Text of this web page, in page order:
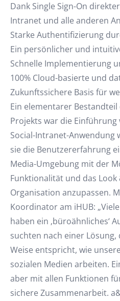
Dank Single Sign-On
Intranet und alle anderen
Starke Authentifizierung
Ein persönlicher und
Schnelle Implementierung
100% Cloud-basierte und
Zukunftssichere Basis für
Ein elementarer
Projekts war die
Social-Intranet-Anwendung
sie die Benutzererfahrung
Media-Umgebung mit der
Funktionalität und das Look
Organisation anzupassen.
Koordinator am iHUB:
haben ein ‚büroähnliches‘
suchten nach einer
Weise entspricht, wie
sozialen Medien arbeiten.
aber mit allen Funktionen
sichere Zusammenarbeit.